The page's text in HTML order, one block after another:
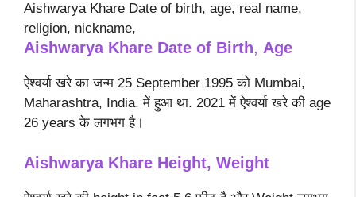
Aishwarya Khare Date of birth, age, real name,
religion, nickname,
Aishwarya Khare Date of Birth, Age
ऐश्वर्या खरे का जन्म 25 September 1995 को Mumbai,
Maharashtra, India. में हुआ था. 2021 में ऐश्वर्या खरे की age
26 years के लगभग है।
Aishwarya Khare Height, Weight